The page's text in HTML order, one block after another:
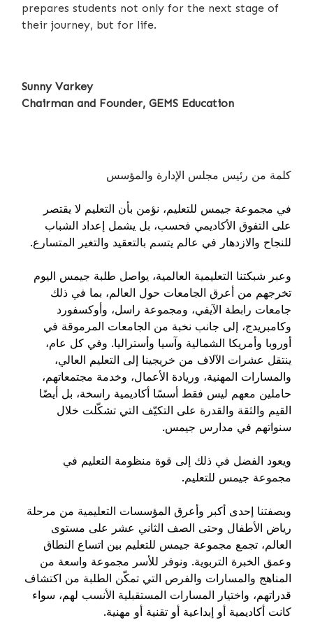
prepares students not only for the next stage of
their journey, but for life.
Sunny Varkey
Chairman and Founder, GEMS Education
كلمة من رئيس مجلس الإدارة والمؤسس
في مجموعة جيمس للتعليم، نؤمن بأن التعليم لا يقتصر
على التفوق الأكاديمي فحسب، بل يشمل إعداد الشباب
للنجاح والازدهار في عالم يتسم بالتعقيد والتغير المتسارع.
وعبر شبكتنا التعليمية العالمية، يواصل طلبة جيمس اليوم
تخرجهم من أعرق الجامعات حول العالم، بما في ذلك
جامعات رابطة الآيفي، ومجموعة راسل، وأوكسفورد
وكامبريدج، إلى جانب نخبة من الجامعات المرموقة في
أوروبا وأمريكا الشمالية وآسيا وأستراليا. وفي كل عام،
ينتقل عشرات الآلاف من خريجينا إلى التعليم العالي،
والمسارات المهنية، وريادة الأعمال، وخدمة مجتمعاتهم،
حاملين معهم ليس فقط أسسًا أكاديمية راسخة، بل أيضًا
القيم والثقة والقدرة على التكيّف التي تشكّلت خلال
سنواتهم في مدارس جيمس.
ويعود الفضل في ذلك إلى قوة منظومة التعليم في
مجموعة جيمس للتعليم.
وبصفتنا إحدى أكبر وأعرق المؤسسات التعليمية من مرحلة
رياض الأطفال وحتى الصف الثاني عشر على مستوى
العالم، تجمع مجموعة جيمس للتعليم بين اتساع النطاق
وعمق الخبرة التربوية. ونوفر للأسر مجموعة واسعة من
المناهج والمسارات والفرص التي تمكّن الطلبة من اكتشاف
قدراتهم، واختيار المسارات المستقبلية الأنسب لهم، سواء
كانت أكاديمية أو إبداعية أو تقنية أو مهنية.